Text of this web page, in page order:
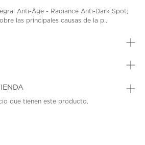
Anti-Âge - Radiance Anti-Dark Spot;
las principales causas de la p...
que tienen este producto.